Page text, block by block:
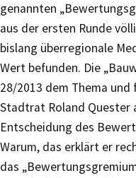
genannten
aus der ersten Runde
bislang überregionale
Wert befunden. Die
28/2013 dem Thema
Stadtrat Roland Quester
Entscheidung des
Warum, das erklärt er
das